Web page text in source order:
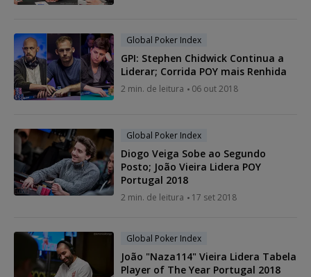
Global Poker Index
GPI: Stephen Chidwick Continua a
Liderar; Corrida POY mais Renhida
2 min. de leitura 06 out 2018
Global Poker Index
Diogo Veiga Sobe ao Segundo
Posto; João Vieira Lidera POY
Portugal 2018
2 min. de leitura 17 set 2018
Global Poker Index
João "Naza114" Vieira Lidera Tabela
Player of The Year Portugal 2018